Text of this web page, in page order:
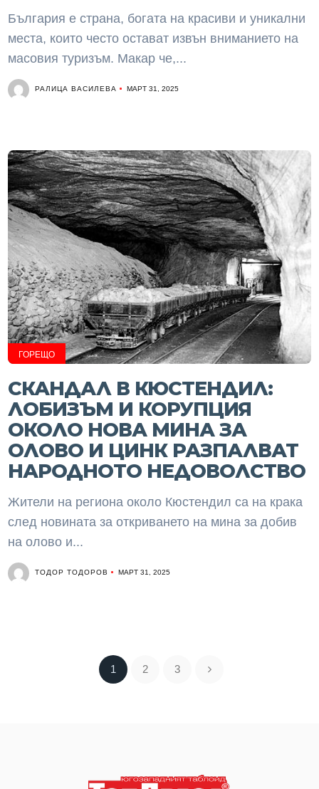
България е страна, богата на красиви и уникални
места, които често остават извън вниманието на
масовия туризъм. Макар че,...
РАЛИЦА ВАСИЛЕВА МАРТ 31, 2025
ГОРЕЩО
СКАНДАЛ В КЮСТЕНДИЛ:
ЛОБИЗЪМ И КОРУПЦИЯ
ОКОЛО НОВА МИНА ЗА
ОЛОВО И ЦИНК РАЗПАЛВАТ
НАРОДНОТО НЕДОВОЛСТВО
Жители на региона около Кюстендил са на крака
след новината за откриването на мина за добив
на олово и...
ТОДОР ТОДОРОВ МАРТ 31, 2025
1 2 3